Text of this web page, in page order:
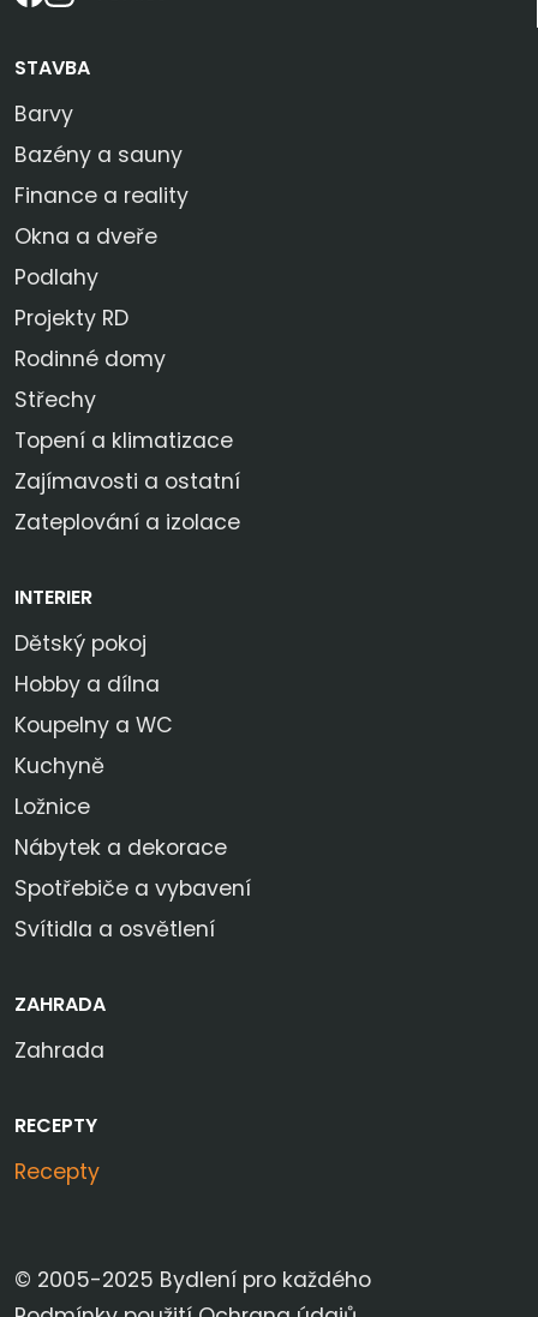
STAVBA
Barvy
Bazény a sauny
Finance a reality
Okna a dveře
Podlahy
Projekty RD
Rodinné domy
Střechy
Topení a klimatizace
Zajímavosti a ostatní
Zateplování a izolace
INTERIER
Dětský pokoj
Hobby a dílna
Koupelny a WC
Kuchyně
Ložnice
Nábytek a dekorace
Spotřebiče a vybavení
Svítidla a osvětlení
ZAHRADA
Zahrada
RECEPTY
Recepty
© 2005-2025 Bydlení pro každého